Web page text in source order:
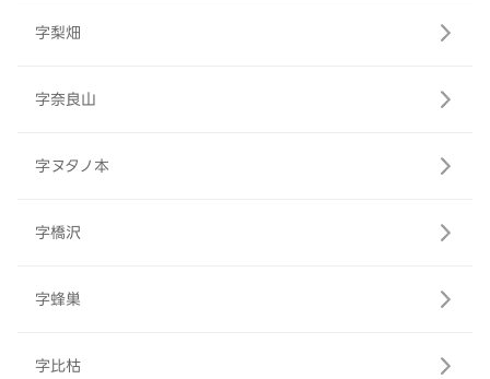
字梨畑
字奈良山
字ヌタノ本
字橋沢
字蜂巣
字比枯